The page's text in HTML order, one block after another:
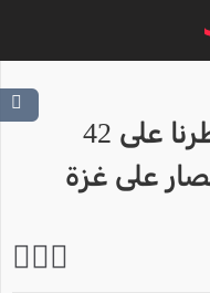
الجيش الإسرائيلي: سيطرنا على 42
على غزة